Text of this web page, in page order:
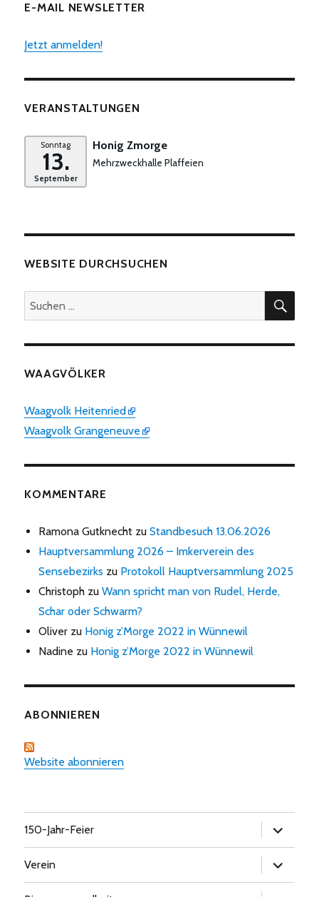
E-MAIL NEWSLETTER
Jetzt anmelden!
VERANSTALTUNGEN
Sonntag
13.
September
Honig Zmorge
Mehrzweckhalle Plaffeien
WEBSITE DURCHSUCHEN
Suchen
nach:
WAAGVÖLKER
Waagvolk Heitenried
Waagvolk Grangeneuve
KOMMENTARE
Ramona Gutknecht zuStandbesuch 13.06.2026
Hauptversammlung 2026 – Imkerverein des
Sensebezirks zu Protokoll Hauptversammlung 2025
Christoph zuWann spricht man von Rudel, Herde,
Schar oder Schwarm?
Oliver zu Honig z’Morge 2022 in Wünnewil
Nadine zu Honig z’Morge 2022 in Wünnewil
ABONNIEREN
Website abonnieren
150-Jahr-Feier
öffnen
Verein
öffnen